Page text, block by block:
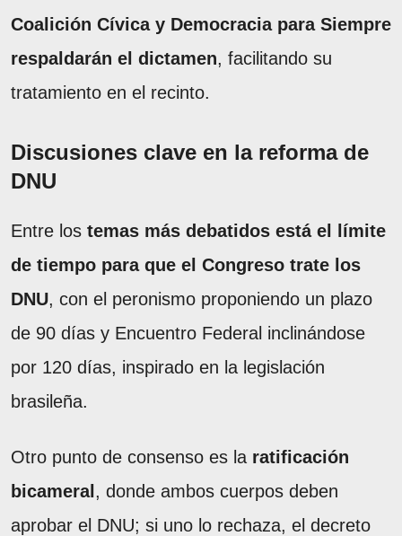
Coalición Cívica y Democracia para Siempre
respaldarán el dictamen, facilitando su
tratamiento en el recinto.
Discusiones clave en la reforma de
DNU
Entre los temas más debatidos está el límite
de tiempo para que el Congreso trate los
DNU, con el peronismo proponiendo un plazo
de 90 días y Encuentro Federal inclinándose
por 120 días, inspirado en la legislación
brasileña.
Otro punto de consenso es la ratificación
bicameral , donde ambos cuerpos deben
aprobar el DNU; si uno lo rechaza, el decreto